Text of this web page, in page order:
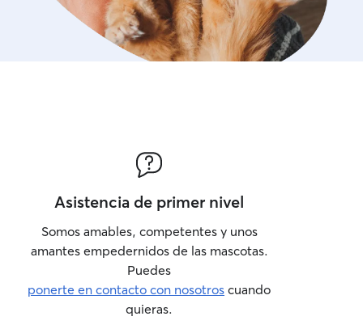
Asistencia de primer nivel
Somos amables, competentes y unos
amantes empedernidos de las mascotas.
Puedes
ponerte en contacto con nosotros cuando
quieras.